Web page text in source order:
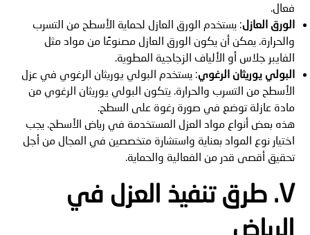
فعال.
الورق العازل: يستخدم الورق العازل لحماية الأسطح من التسرب
والحرارة. يمكن أن يكون الورق العازل مصنوعًا من مواد مثل
الفايبر جلاس أو الألياف الزجاجية المطوية.
البولي يوريثان الرغوي: يستخدم البولي يوريثان الرغوي في عزل
الأسطح من التسرب والحرارة. يتكون البولي يوريثان الرغوي من
مادة عازلة توضع في صورة رغوة على السطح.
هذه بعض أنواع مواد العزل المستخدمة في رياض الأسطح. يجب
اختيار نوع المواد بعناية واستشارة متخصصين في المجال من أجل
تحقيق أقصى قدر من الفعالية والحماية.
V. طرق
تنفيذ العزل في
الرياض